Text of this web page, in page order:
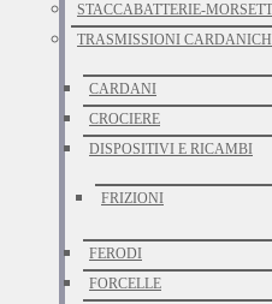
STACCABATTERIE-
TRASMISSIONI
CARDANI
CROCIERE
DISPOSITIVI E RICAMBI
FRIZIONI
FERODI
FORCELLE